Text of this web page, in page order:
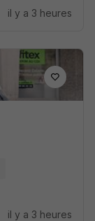
il y a 3 heures
il y a 3 heures